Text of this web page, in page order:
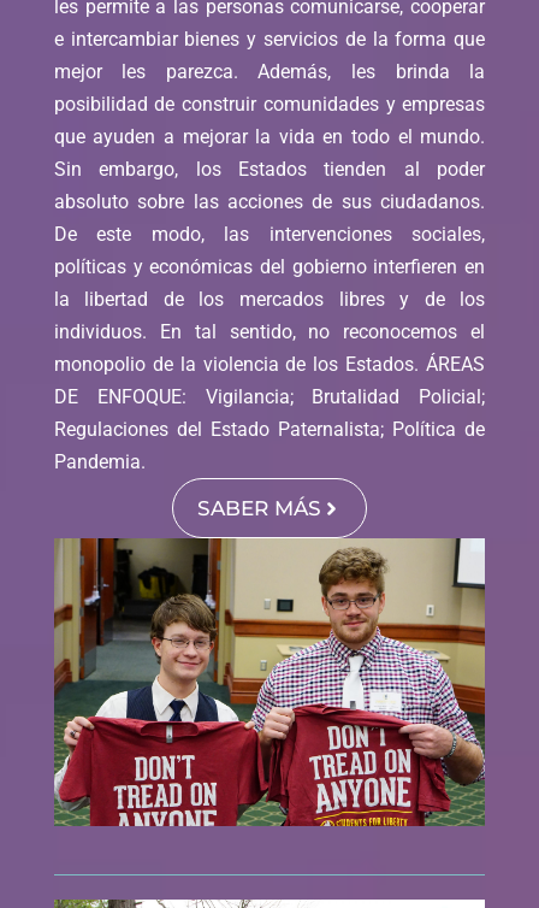
les permite a las personas comunicarse, cooperar
e intercambiar bienes y servicios de la forma que
mejor les parezca. Además, les brinda la
posibilidad de construir comunidades y empresas
que ayuden a mejorar la vida en todo el mundo.
Sin embargo, los Estados tienden al poder
absoluto sobre las acciones de sus ciudadanos.
De este modo, las intervenciones sociales,
políticas y económicas del gobierno interfieren en
la libertad de los mercados libres y de los
individuos. En tal sentido, no reconocemos el
monopolio de la violencia de los Estados. ÁREAS
DE ENFOQUE: Vigilancia; Brutalidad Policial;
Regulaciones del Estado Paternalista; Política de
Pandemia.
SABER MÁS